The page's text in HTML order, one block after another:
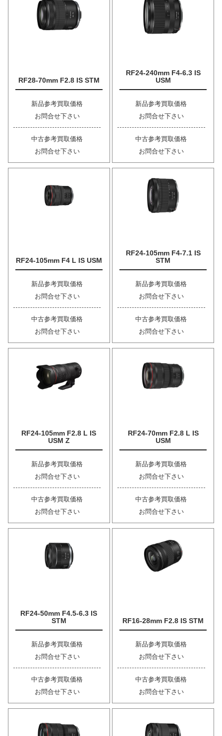
RF28-70mm F2.8 IS STM
新品参考買取価格
お問合せ下さい
中古参考買取価格
お問合せ下さい
RF24-240mm F4-6.3 IS
USM
新品参考買取価格
お問合せ下さい
中古参考買取価格
お問合せ下さい
RF24-105mm F4 L IS USM
新品参考買取価格
お問合せ下さい
中古参考買取価格
お問合せ下さい
RF24-105mm F4-7.1 IS
STM
新品参考買取価格
お問合せ下さい
中古参考買取価格
お問合せ下さい
RF24-105mm F2.8 L IS
USM Z
新品参考買取価格
お問合せ下さい
中古参考買取価格
お問合せ下さい
RF24-70mm F2.8 L IS
USM
新品参考買取価格
お問合せ下さい
中古参考買取価格
お問合せ下さい
RF24-50mm F4.5-6.3 IS
STM
新品参考買取価格
お問合せ下さい
中古参考買取価格
お問合せ下さい
RF16-28mm F2.8 IS STM
新品参考買取価格
お問合せ下さい
中古参考買取価格
お問合せ下さい